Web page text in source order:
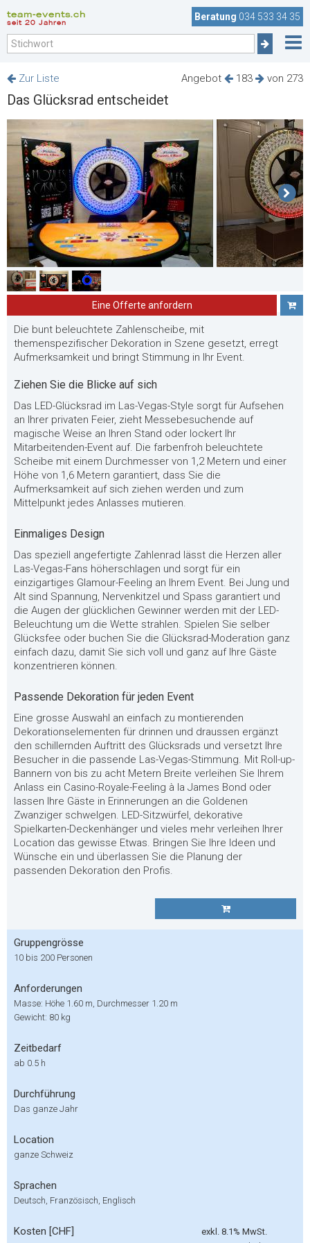
team-events.ch
seit 20 Jahren
Beratung 034 533 34 35
Angebot 183 von 273
Zur Liste
Das Glücksrad entscheidet
Eine Offerte anfordern
Die bunt beleuchtete Zahlenscheibe, mit
themenspezifischer Dekoration in Szene gesetzt, erregt
Aufmerksamkeit und bringt Stimmung in Ihr Event.
Ziehen Sie die Blicke auf sich
Das LED-Glücksrad im Las-Vegas-Style sorgt für Aufsehen
an Ihrer privaten Feier, zieht Messebesuchende auf
magische Weise an Ihren Stand oder lockert Ihr
Mitarbeitenden-Event auf. Die farbenfroh beleuchtete
Scheibe mit einem Durchmesser von 1,2 Metern und einer
Höhe von 1,6 Metern garantiert, dass Sie die
Aufmerksamkeit auf sich ziehen werden und zum
Mittelpunkt jedes Anlasses mutieren.
Einmaliges Design
Das speziell angefertigte Zahlenrad lässt die Herzen aller
Las-Vegas-Fans höherschlagen und sorgt für ein
einzigartiges Glamour-Feeling an Ihrem Event. Bei Jung und
Alt sind Spannung, Nervenkitzel und Spass garantiert und
die Augen der glücklichen Gewinner werden mit der LED-
Beleuchtung um die Wette strahlen. Spielen Sie selber
Glücksfee oder buchen Sie die Glücksrad-Moderation ganz
einfach dazu, damit Sie sich voll und ganz auf Ihre Gäste
konzentrieren können.
Passende Dekoration für jeden Event
Eine grosse Auswahl an einfach zu montierenden
Dekorationselementen für drinnen und draussen ergänzt
den schillernden Auftritt des Glücksrads und versetzt Ihre
Besucher in die passende Las-Vegas-Stimmung. Mit Roll-up-
Bannern von bis zu acht Metern Breite verleihen Sie Ihrem
Anlass ein Casino-Royale-Feeling à la James Bond oder
lassen Ihre Gäste in Erinnerungen an die Goldenen
Zwanziger schwelgen. LED-Sitzwürfel, dekorative
Spielkarten-Deckenhänger und vieles mehr verleihen Ihrer
Location das gewisse Etwas. Bringen Sie Ihre Ideen und
Wünsche ein und überlassen Sie die Planung der
passenden Dekoration den Profis.
Gruppengrösse
10 bis 200 Personen
Anforderungen
Masse: Höhe 1.60 m, Durchmesser 1.20 m
Gewicht: 80 kg
Zeitbedarf
ab 0.5 h
Durchführung
Das ganze Jahr
Location
ganze Schweiz
Sprachen
Deutsch, Französisch, Englisch
Kosten [CHF]
exkl. 8.1% MwSt.